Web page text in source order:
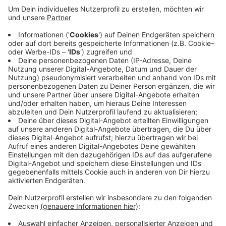
Anzeige
Seit März haben sich die Sportler und ihre
Mannschaften nicht mehr gesehen. Was macht ihr in
der Krise? Wie haltet ihr das Vereinsleben am laufen?
Schickt uns eure Grüße an euren Verein - egal ob
Handball, Fußball oder Schützenverein. Eure Grüße
könnt ihr entweder auf unserer Faceookseite posten
oder uns einfach eine WhatsApp Sprachnachricht
schicken: 02161/9019012.
Anzeige